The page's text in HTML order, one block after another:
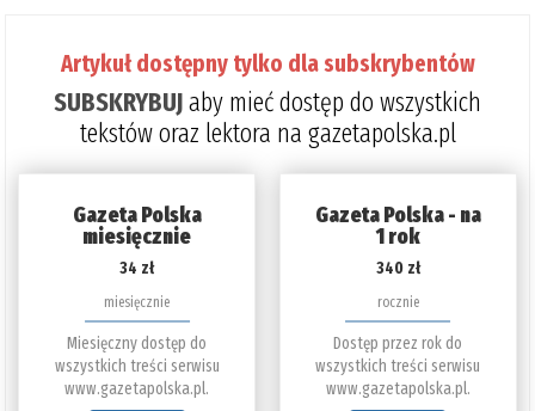
Artykuł dostępny tylko dla subskrybentów
SUBSKRYBUJaby mieć dostęp do wszystkich
tekstów oraz lektora na gazetapolska.pl
Gazeta Polska
miesięcznie
34 zł
miesięcznie
Miesięczny dostęp do
wszystkich treści serwisu
www.gazetapolska.pl.
Gazeta Polska - na
1 rok
340 zł
rocznie
Dostęp przez rok do
wszystkich treści serwisu
www.gazetapolska.pl.